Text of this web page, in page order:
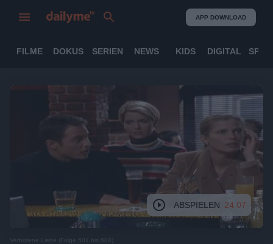
APP DOWNLOAD
FILME DOKUS SERIEN NEWS KIDS DIGITAL
ABSPIELEN 24:07
Verbotene Liebe (Folge 501 bis 600)